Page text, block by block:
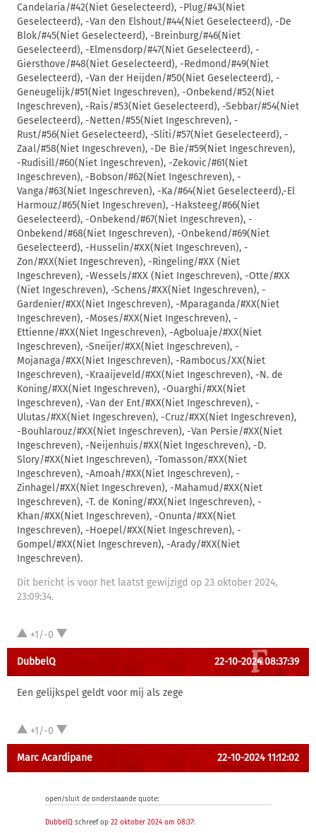
Candelaria/#42(Niet Geselecteerd), -Plug/#43(Niet
Geselecteerd), -Van den Elshout/#44(Niet Geselecteerd), -De
Blok/#45(Niet Geselecteerd), -Breinburg/#46(Niet
Geselecteerd), -Elmensdorp/#47(Niet Geselecteerd), -
Giersthove/#48(Niet Geselecteerd), -Redmond/#49(Niet
Geselecteerd), -Van der Heijden/#50(Niet Geselecteerd), -
Geneugelijk/#51(Niet Ingeschreven), -Onbekend/#52(Niet
Ingeschreven), -Rais/#53(Niet Geselecteerd), -Sebbar/#54(Niet
Geselecteerd), -Netten/#55(Niet Ingeschreven), -
Rust/#56(Niet Geselecteerd), -Sliti/#57(Niet Geselecteerd), -
Zaal/#58(Niet Ingeschreven), -De Bie/#59(Niet Ingeschreven),
-Rudisill/#60(Niet Ingeschreven), -Zekovic/#61(Niet
Ingeschreven), -Bobson/#62(Niet Ingeschreven), -
Vanga/#63(Niet Ingeschreven), -Ka/#64(Niet Geselecteerd),-El
Harmouz/#65(Niet Ingeschreven), -Haksteeg/#66(Niet
Geselecteerd), -Onbekend/#67(Niet Ingeschreven), -
Onbekend/#68(Niet Ingeschreven), -Onbekend/#69(Niet
Geselecteerd), -Husselin/#XX(Niet Ingeschreven), -
Zon/#XX(Niet Ingeschreven), -Ringeling/#XX (Niet
Ingeschreven), -Wessels/#XX (Niet Ingeschreven), -Otte/#XX
(Niet Ingeschreven), -Schens/#XX(Niet Ingeschreven), -
Gardenier/#XX(Niet Ingeschreven), -Mparaganda/#XX(Niet
Ingeschreven), -Moses/#XX(Niet Ingeschreven), -
Ettienne/#XX(Niet Ingeschreven), -Agboluaje/#XX(Niet
Ingeschreven), -Sneijer/#XX(Niet Ingeschreven), -
Mojanaga/#XX(Niet Ingeschreven), -Rambocus/XX(Niet
Ingeschreven), -Kraaijeveld/#XX(Niet Ingeschreven), -N. de
Koning/#XX(Niet Ingeschreven), -Ouarghi/#XX(Niet
Ingeschreven), -Van der Ent/#XX(Niet Ingeschreven), -
Ulutas/#XX(Niet Ingeschreven), -Cruz/#XX(Niet Ingeschreven),
-Bouhlarouz/#XX(Niet Ingeschreven), -Van Persie/#XX(Niet
Ingeschreven), -Neijenhuis/#XX(Niet Ingeschreven), -D.
Slory/#XX(Niet Ingeschreven), -Tomasson/#XX(Niet
Ingeschreven), -Amoah/#XX(Niet Ingeschreven), -
Zinhagel/#XX(Niet Ingeschreven), -Mahamud/#XX(Niet
Ingeschreven), -T. de Koning/#XX(Niet Ingeschreven), -
Khan/#XX(Niet Ingeschreven), -Onunta/#XX(Niet
Ingeschreven), -Hoepel/#XX(Niet Ingeschreven), -
Gompel/#XX(Niet Ingeschreven), -Arady/#XX(Niet
Ingeschreven).
Dit bericht is voor het laatst gewijzigd op 23 oktober 2024,
23:09:34.
+1/-0
DubbelQ 22-10-2024 08:37:39
Een gelijkspel geldt voor mij als zege
+1/-0
Marc Acardipane 22-10-2024 11:12:02
open/sluit de onderstaande quote:
DubbelQ schreef op 22 oktober 2024 om 08:37: